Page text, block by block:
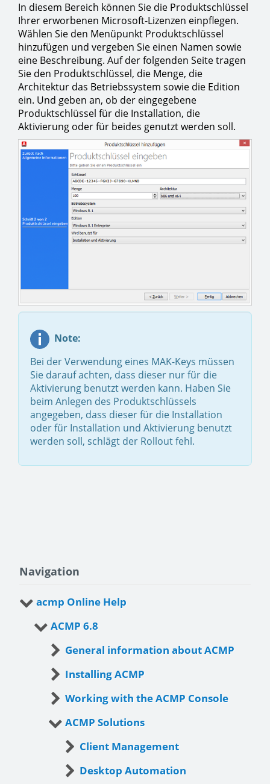
In diesem Bereich können Sie die Produktschlüssel
Ihrer erworbenen Microsoft-Lizenzen einpflegen.
Wählen Sie den Menüpunkt Produktschlüssel
hinzufügen und vergeben Sie einen Namen sowie
eine Beschreibung. Auf der folgenden Seite tragen
Sie den Produktschlüssel, die Menge, die
Architektur das Betriebssystem sowie die Edition
ein. Und geben an, ob der eingegebene
Produktschlüssel für die Installation, die
Aktivierung oder für beides genutzt werden soll.
Note:
Bei der Verwendung eines MAK-Keys müssen
Sie darauf achten, dass dieser nur für die
Aktivierung benutzt werden kann. Haben Sie
beim Anlegen des Produktschlüssels
angegeben, dass dieser für die Installation
oder für Installation und Aktivierung benutzt
werden soll, schlägt der Rollout fehl.
Navigation
acmp Online Help
ACMP 6.8
General information about ACMP
Installing ACMP
Working with the ACMP Console
ACMP Solutions
Client Management
Desktop Automation